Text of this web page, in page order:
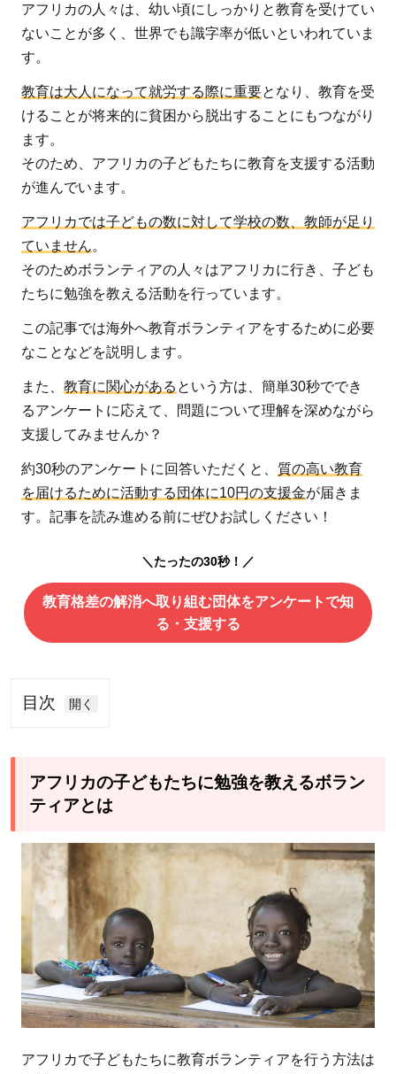
アフリカの人々は、幼い頃にしっかりと教育を受けてい
ないことが多く、世界でも識字率が低いといわれていま
す。
教育は大人になって就労する際に重要となり、教育を受
けることが将来的に貧困から脱出することにもつながり
ます。
そのため、アフリカの子どもたちに教育を支援する活動
が進んでいます。
アフリカでは子どもの数に対して学校の数、教師が足り
ていません。
そのためボランティアの人々はアフリカに行き、子ども
たちに勉強を教える活動を行っています。
この記事では海外へ教育ボランティアをするために必要
なことなどを説明します。
また、 教育に関心がある という方は、簡単30秒ででき
るアンケートに応えて、問題について理解を深めながら
支援してみませんか？
約30秒のアンケートに回答いただくと、 質の高い教育
を届けるために活動する団体に10円の支援金が届きま
す。記事を読み進める前にぜひお試しください！
＼たったの30秒！／
教育格差の解消へ取り組む団体をアンケートで知
る・支援する
目次
1
フ
リ
の
子
ど
ち
に
勉
強
を
アフリカの子どもたちに勉強を教えるボラン
ティアとは
アフリカで子どもたちに教育ボランティアを行う方法は